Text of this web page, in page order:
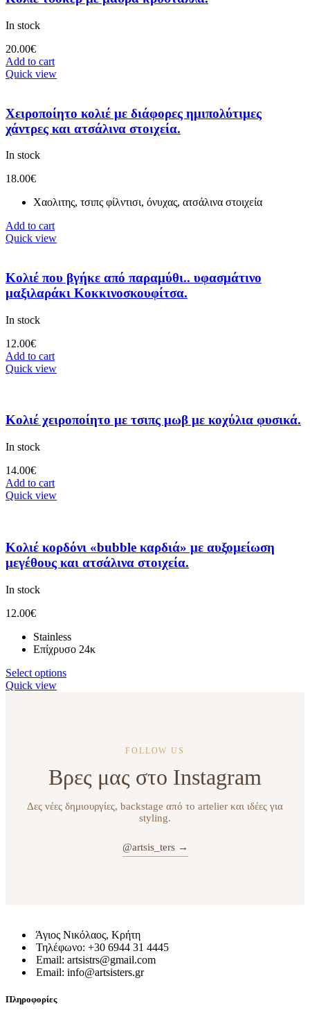
In stock
20.00€
Add to cart
Quick view
Χειροποίητο κολιέ με διάφορες ημιπολύτιμες
χάντρες και ατσάλινα στοιχεία.
In stock
18.00€
Χαολιτης, τσιπς φίλντισι, όνυχας, ατσάλινα στοιχεία
Add to cart
Quick view
Κολιέ που βγήκε από παραμύθι.. υφασμάτινο
μαξιλαράκι Κοκκινοσκουφίτσα.
In stock
12.00€
Add to cart
Quick view
Κολιέ χειροποίητο με τσιπς μωβ με κοχύλια φυσικά.
In stock
14.00€
Add to cart
Quick view
Κολιέ κορδόνι «bubble καρδιά» με αυξομείωση
μεγέθους και ατσάλινα στοιχεία.
In stock
12.00€
Stainless
Επίχρυσο 24κ
Select options
Quick view
FOLLOW US
Βρες μας στο Instagram
Δες νέες δημιουργίες, backstage από το artelier και ιδέες για
styling.
@artsis_ters →
Άγιος Νικόλαος, Κρήτη
Τηλέφωνο: +30 6944 31 4445
Email: artsistrs@gmail.com
Email: info@artsisters.gr
Πληροφορίες